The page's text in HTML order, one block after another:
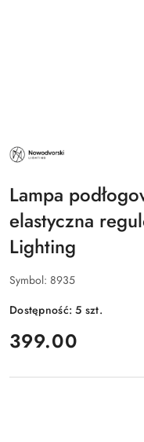
NAZWA
PRODUCENTA:
Lampa
elastyczna
Lighting
Symbol: 8935
Dostępność:5 szt.
cena:
399.00